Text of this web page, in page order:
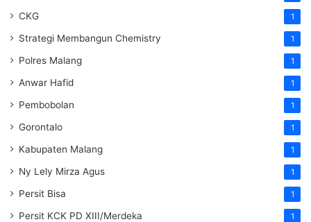
CKG 1
Strategi Membangun Chemistry 1
Polres Malang 1
Anwar Hafid 1
Pembobolan 1
Gorontalo 1
Kabupaten Malang 1
Ny Lely Mirza Agus 1
Persit Bisa 1
Persit KCK PD XIII/Merdeka 1